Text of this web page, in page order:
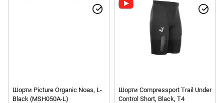
Шорти Picture Organic Noas, L-
Black (MSH050A-L)
Шорти Compressport Trail Under
Control Short, Black, T4